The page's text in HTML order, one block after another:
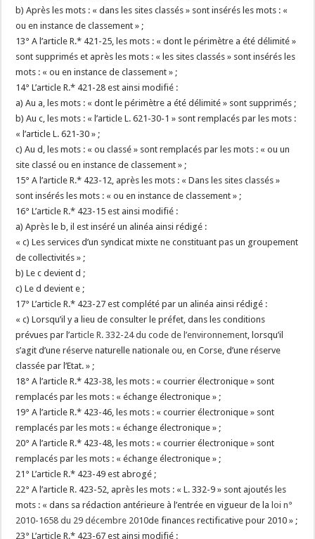
b) Après les mots : « dans les sites classés » sont insérés les mots : «
ou en instance de classement » ;
13° A l’article R.* 421-25, les mots : « dont le périmètre a été délimité »
sont supprimés et après les mots : « les sites classés » sont insérés les
mots : « ou en instance de classement » ;
14° L’article R.* 421-28 est ainsi modifié :
a) Au a, les mots : « dont le périmètre a été délimité » sont supprimés ;
b) Au c, les mots : « l’article L. 621-30-1 » sont remplacés par les mots :
« l’article L. 621-30 » ;
c) Au d, les mots : « ou classé » sont remplacés par les mots : « ou un
site classé ou en instance de classement » ;
15° A l’article R.* 423-12, après les mots : « Dans les sites classés »
sont insérés les mots : « ou en instance de classement » ;
16° L’article R.* 423-15 est ainsi modifié :
a) Après le b, il est inséré un alinéa ainsi rédigé :
« c) Les services d’un syndicat mixte ne constituant pas un groupement
de collectivités » ;
b) Le c devient d ;
c) Le d devient e ;
17° L’article R.* 423-27 est complété par un alinéa ainsi rédigé :
« c) Lorsqu’il y a lieu de consulter le préfet, dans les conditions
prévues par l’article R. 332-24 du code de l’environnement, lorsqu’il
s’agit d’une réserve naturelle nationale ou, en Corse, d’une réserve
classée par l’Etat. » ;
18° A l’article R.* 423-38, les mots : « courrier électronique » sont
remplacés par les mots : « échange électronique » ;
19° A l’article R.* 423-46, les mots : « courrier électronique » sont
remplacés par les mots : « échange électronique » ;
20° A l’article R.* 423-48, les mots : « courrier électronique » sont
remplacés par les mots : « échange électronique » ;
21° L’article R.* 423-49 est abrogé ;
22° A l’article R. 423-52, après les mots : « L. 332-9 » sont ajoutés les
mots : « dans sa rédaction antérieure à l’entrée en vigueur de la loi n°
2010-1658 du 29 décembre 2010de finances rectificative pour 2010 » ;
23° L’article R.* 423-67 est ainsi modifié :